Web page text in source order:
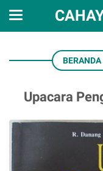
BERANDA
Upacara